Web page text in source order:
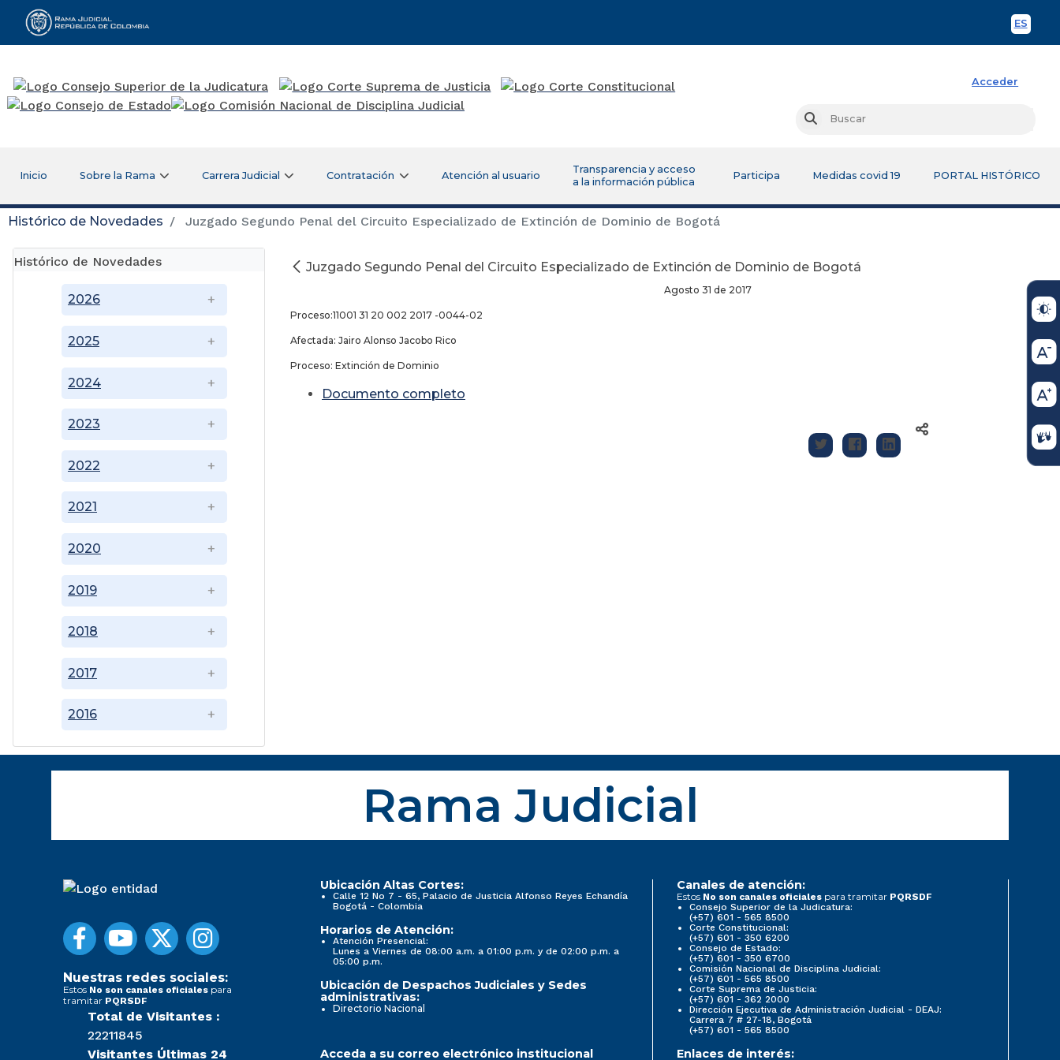
ES
Rama Judicial
Acceder
Buscar
Inicio Sobre la Rama Carrera Judicial Contratación Atención al usuario
Transparencia y acceso
a la información pública
Participa Medidas covid 19 PORTAL HISTÓRICO
Histórico de Novedades Juzgado Segundo Penal del Circuito Especializado de Extinción de Dominio de Bogotá
Histórico de Novedades
2016
2017
2018
2019
2020
2021
2022
2023
2024
2025
2026
Juzgado Segundo Penal del Circuito Especializado de Extinción de Dominio de Bogotá
Agosto 31 de 2017
Proceso:11001 31 20 002 2017 -0044-02
Afectada: Jairo Alonso Jacobo Rico
Proceso: Extinción de Dominio
Documento completo
Rama Judicial
Nuestras redes sociales:
Estos No son canales oficiales para
tramitar PQRSDF
Total de Visitantes :
22211845
Visitantes Últimas 24
Ubicación Altas Cortes:
Calle 12 No 7 - 65, Palacio de Justicia Alfonso Reyes Echandía
Bogotá - Colombia
Horarios de Atención:
Atención Presencial:
Lunes a Viernes de 08:00 a.m. a 01:00 p.m. y de 02:00 p.m. a
05:00 p.m.
Ubicación de Despachos Judiciales y Sedes
administrativas:
Directorio Nacional
Canales de atención:
Estos No son canales oficiales para tramitar PQRSDF
Consejo Superior de la Judicatura:
(+57) 601 - 565 8500
Corte Constitucional:
(+57) 601 - 350 6200
Consejo de Estado:
(+57) 601 - 350 6700
Comisión Nacional de Disciplina Judicial:
(+57) 601 - 565 8500
Corte Suprema de Justicia:
(+57) 601 - 362 2000
Dirección Ejecutiva de Administración Judicial - DEAJ:
Carrera 7 # 27-18, Bogotá
(+57) 601 - 565 8500
Acceda a su correo electrónico institucional Enlaces de interés: